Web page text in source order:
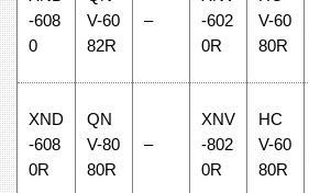
-608
0
V-60
82R
–
-602
0R
V-60
80R
XND
-608
0R
QN
V-80
80R
–
XNV
-802
0R
HC
V-60
80R